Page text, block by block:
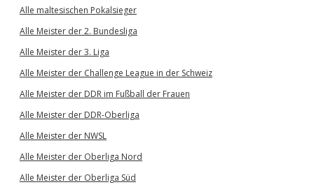
Alle maltesischen Pokalsieger
Alle Meister der 2. Bundesliga
Alle Meister der 3. Liga
Alle Meister der Challenge League in der Schweiz
Alle Meister der DDR im Fußball der Frauen
Alle Meister der DDR-Oberliga
Alle Meister der NWSL
Alle Meister der Oberliga Nord
Alle Meister der Oberliga Süd